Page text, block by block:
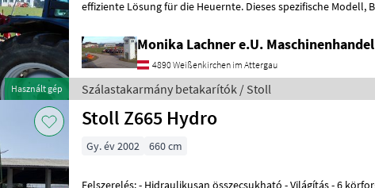
Használt gép
effiziente Lösung für die Heuernte. Dieses spezifische Modell, Baujahr
Monika Lachner e.U. Maschinenhandel
4890 Weißenkirchen im Attergau
Szálastakarmány betakarítók / Stoll
Stoll Z665 Hydro
Gy. év 2002 660 cm
Felszerelés: - Hidraulikusan összecsukható - Világítás - 6 körforgalom